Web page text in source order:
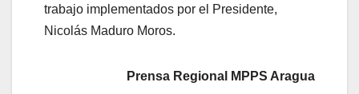
trabajo implementados por el Presidente,
Nicolás Maduro Moros.
Prensa Regional MPPS Aragua